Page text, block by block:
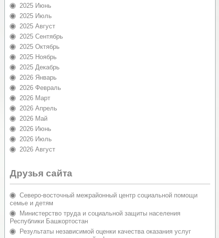
2025 Июнь
2025 Июль
2025 Август
2025 Сентябрь
2025 Октябрь
2025 Ноябрь
2025 Декабрь
2026 Январь
2026 Февраль
2026 Март
2026 Апрель
2026 Май
2026 Июнь
2026 Июль
2026 Август
Друзья сайта
Северо-восточный межрайонный центр социальной помощи
семье и детям
Министерство труда и социальной защиты населения
Республики Башкортостан
Результаты независимой оценки качества оказания услуг